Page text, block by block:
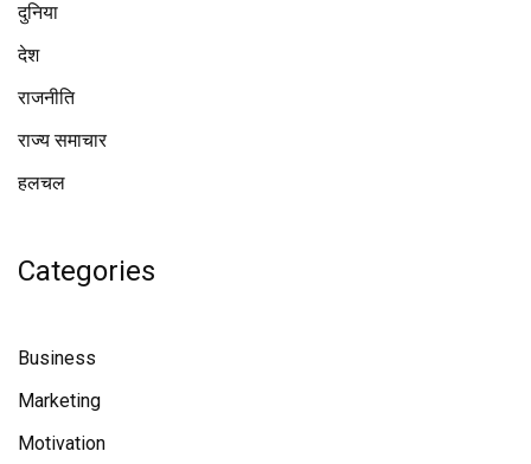
दुनिया
देश
राजनीति
राज्य समाचार
हलचल
Categories
Business
Marketing
Motivation